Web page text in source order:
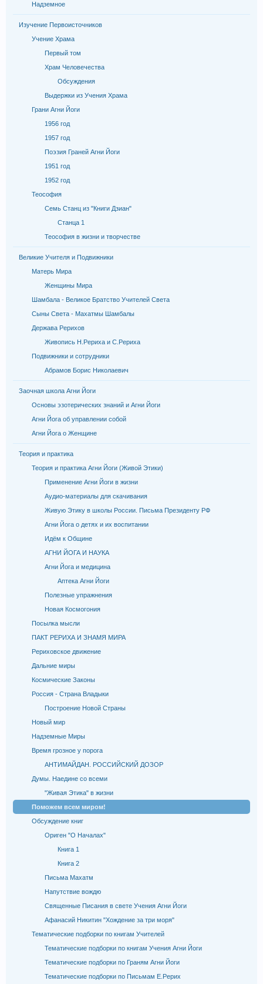
Надземное
Изучение Первоисточников
Учение Храма
Первый том
Храм Человечества
Обсуждения
Выдержки из Учения Храма
Грани Агни Йоги
1956 год
1957 год
Поэзия Граней Агни Йоги
1951 год
1952 год
Теософия
Семь Станц из "Книги Дзиан"
Станца 1
Теософия в жизни и творчестве
Великие Учителя и Подвижники
Матерь Мира
Женщины Мира
Шамбала - Великое Братство Учителей Света
Сыны Света - Махатмы Шамбалы
Держава Рерихов
Живопись Н.Рериха и С.Рериха
Подвижники и сотрудники
Абрамов Борис Николаевич
Заочная школа Агни Йоги
Основы эзотерических знаний и Агни Йоги
Агни Йога об управлении собой
Агни Йога о Женщине
Теория и практика
Теория и практика Агни Йоги (Живой Этики)
Применение Агни Йоги в жизни
Аудио-материалы для скачивания
Живую Этику в школы России. Письма Президенту РФ
Агни Йога о детях и их воспитании
Идём к Общине
АГНИ ЙОГА И НАУКА
Агни Йога и медицина
Аптека Агни Йоги
Полезные упражнения
Новая Космогония
Посылка мысли
ПАКТ РЕРИХА И ЗНАМЯ МИРА
Рериховское движение
Дальние миры
Космические Законы
Россия - Страна Владыки
Построение Новой Страны
Новый мир
Надземные Миры
Время грозное у порога
АНТИМАЙДАН. РОССИЙСКИЙ ДОЗОР
Думы. Наедине со всеми
"Живая Этика" в жизни
Поможем всем миром!
Обсуждение книг
Ориген "О Началах"
Книга 1
Книга 2
Письма Махатм
Напутствие вождю
Священные Писания в свете Учения Агни Йоги
Афанасий Никитин "Хождение за три моря"
Тематические подборки по книгам Учителей
Тематические подборки по книгам Учения Агни Йоги
Тематические подборки по Граням Агни Йоги
Тематические подборки по Письмам Е.Рерих